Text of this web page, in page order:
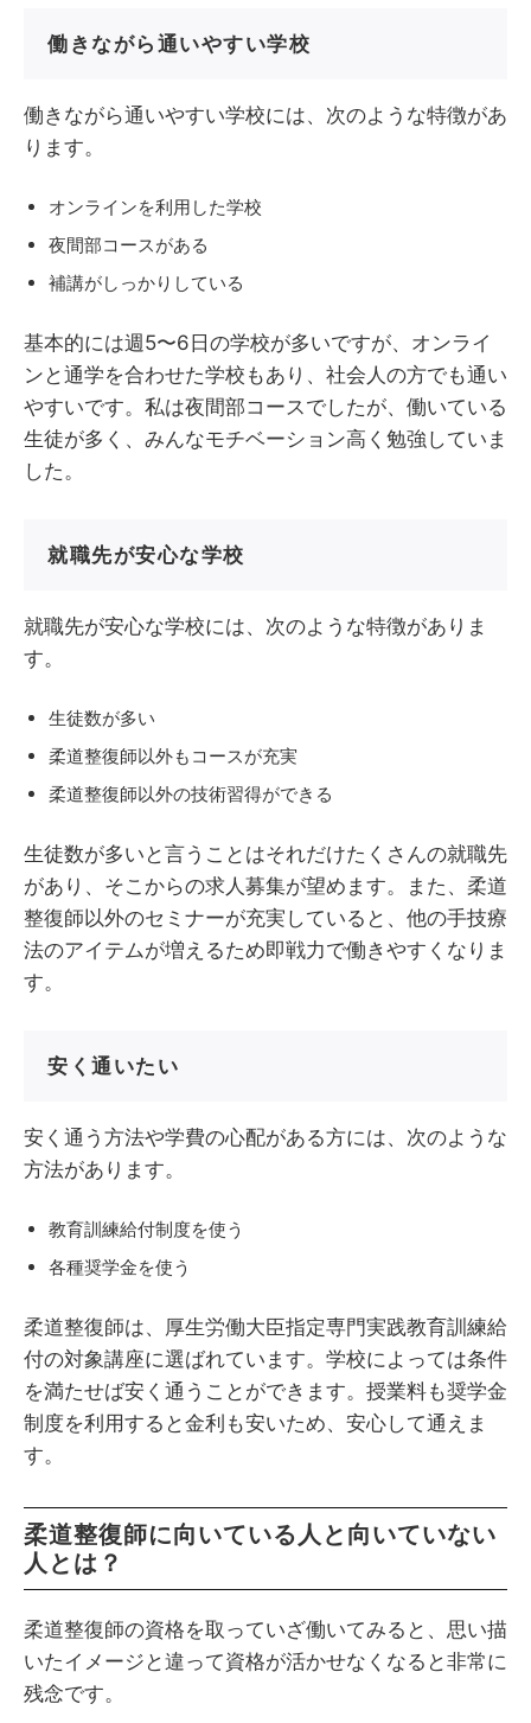
働きながら通いやすい学校
働きながら通いやすい学校には、次のような特徴があ
ります。
オンラインを利用した学校
夜間部コースがある
補講がしっかりしている
基本的には週5〜6日の学校が多いですが、オンライ
ンと通学を合わせた学校もあり、社会人の方でも通い
やすいです。私は夜間部コースでしたが、働いている
生徒が多く、みんなモチベーション高く勉強していま
した。
就職先が安心な学校
就職先が安心な学校には、次のような特徴がありま
す。
生徒数が多い
柔道整復師以外もコースが充実
柔道整復師以外の技術習得ができる
生徒数が多いと言うことはそれだけたくさんの就職先
があり、そこからの求人募集が望めます。また、柔道
整復師以外のセミナーが充実していると、他の手技療
法のアイテムが増えるため即戦力で働きやすくなりま
す。
安く通いたい
安く通う方法や学費の心配がある方には、次のような
方法があります。
教育訓練給付制度を使う
各種奨学金を使う
柔道整復師は、厚生労働大臣指定専門実践教育訓練給
付の対象講座に選ばれています。学校によっては条件
を満たせば安く通うことができます。授業料も奨学金
制度を利用すると金利も安いため、安心して通えま
す。
柔道整復師に向いている人と向いていない
人とは？
柔道整復師の資格を取っていざ働いてみると、思い描
いたイメージと違って資格が活かせなくなると非常に
残念です。